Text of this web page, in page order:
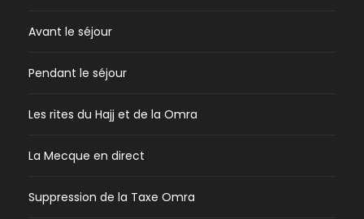
Avant le séjour
Pendant le séjour
Les rites du Hajj et de la Omra
La Mecque en direct
Suppression de la Taxe Omra